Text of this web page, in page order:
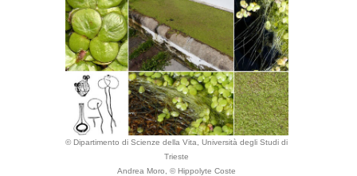
© Dipartimento di Scienze della Vita, Università degli Studi di
Trieste
Andrea Moro, © Hippolyte Coste